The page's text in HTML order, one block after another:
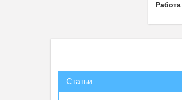
Работа
Статьи